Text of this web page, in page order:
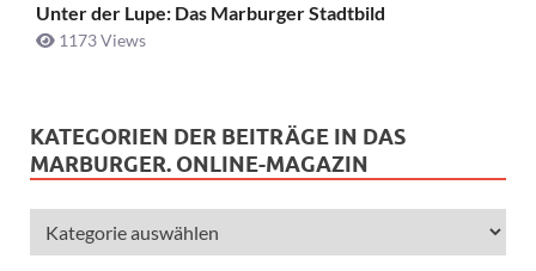
Unter der Lupe: Das Marburger Stadtbild
1173 Views
KATEGORIEN DER BEITRÄGE IN DAS
MARBURGER. ONLINE-MAGAZIN